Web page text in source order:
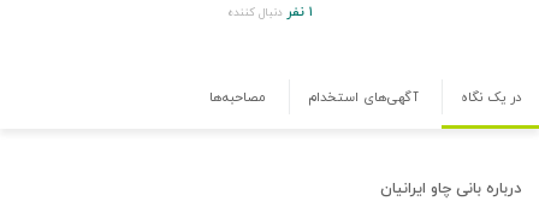
۱ نفر دنبال کننده
در یک نگاه آگهی‌های استخدام مصاحبه‌ها
درباره بانی چاو ایرانیان